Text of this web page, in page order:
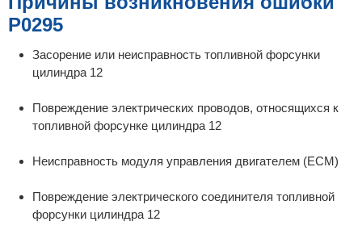
P0295
Засорение или неисправность топливной форсунки
цилиндра 12
Повреждение электрических проводов, относящихся к
топливной форсунке цилиндра 12
Неисправность модуля управления двигателем (ECM)
Повреждение электрического соединителя топливной
форсунки цилиндра 12